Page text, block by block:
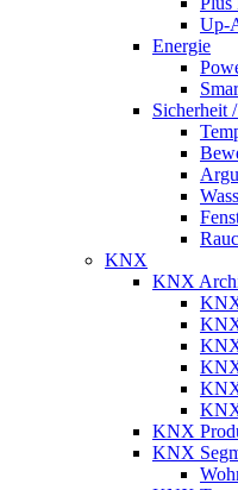
Up-
Energie
Sicherheit
KNX
KNX
KNX
KNX